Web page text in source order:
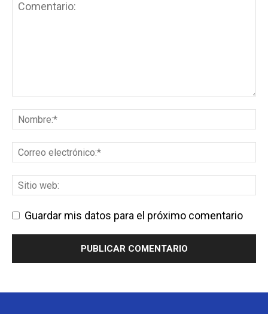
Guardar mis datos para el próximo comentario